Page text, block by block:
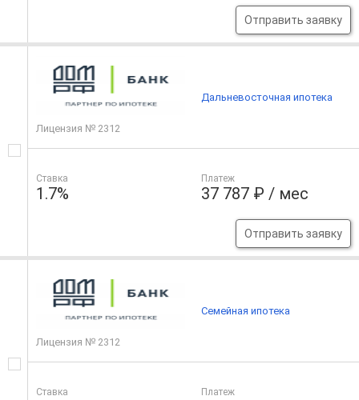
Отправить заявку
Лицензия № 2312
Ставка
1.7%
Платеж
37 787 ₽ / мес
Отправить заявку
Дальневосточная ипотека
Лицензия № 2312
Ставка Платеж
Семейная ипотека